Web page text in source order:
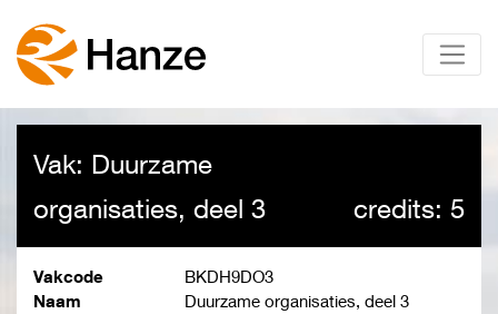
Vak: Duurzame
organisaties, deel 3
credits: 5
Vakcode
BKDH9DO3
Naam
Duurzame organisaties, deel 3